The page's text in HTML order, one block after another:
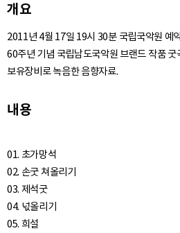
개요
2011년 4월 17일 19시 30분 국립국악원 예
60주년 기념 국립남도국악원 브랜드 작품
보유장비로 녹음한 음향자료.
내용
01. 초가망석
02. 손굿 쳐올리기
03. 제석굿
04. 넋올리기
05. 희설